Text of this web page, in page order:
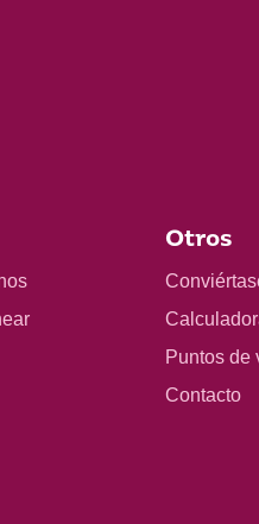
Otros
Puntos de
Contacto